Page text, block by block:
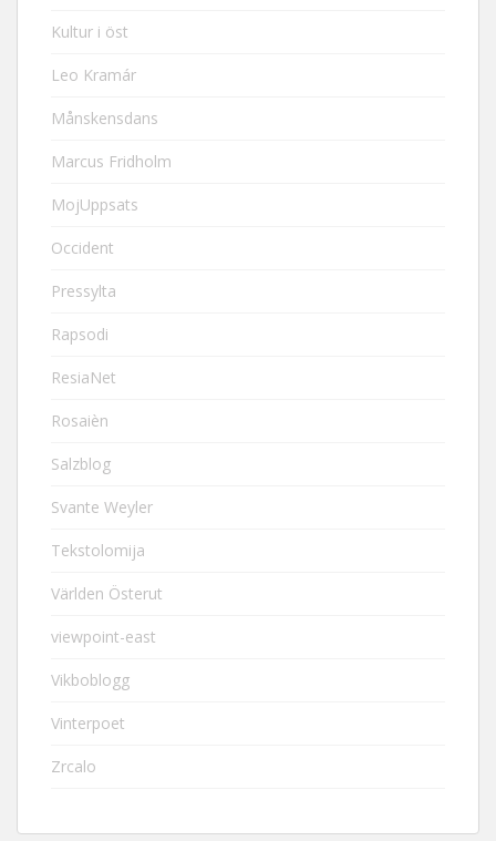
Kultur i öst
Leo Kramár
Månskensdans
Marcus Fridholm
MojUppsats
Occident
Pressylta
Rapsodi
ResiaNet
Rosaièn
Salzblog
Svante Weyler
Tekstolomija
Världen Österut
viewpoint-east
Vikboblogg
Vinterpoet
Zrcalo